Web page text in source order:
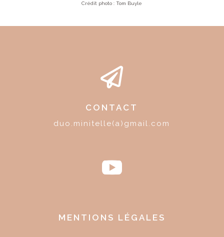
Crédit photo : Tom Buyle

CONTACT
duo.minitelle(a)gmail.com
MENTIONS LÉGALES